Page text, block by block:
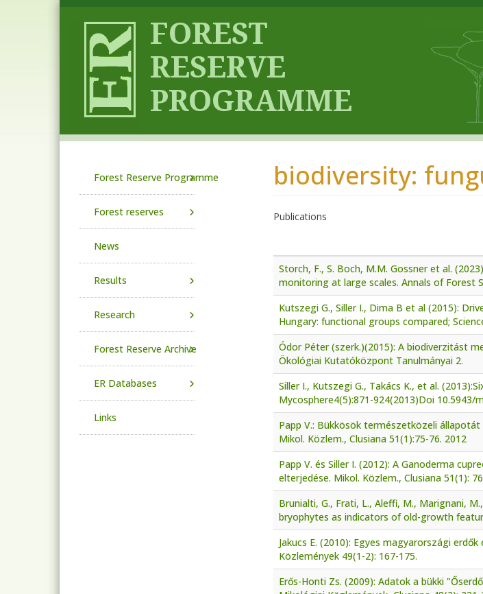
biodiversity:
Publications
Storch, F., S. Boch, M.M. Gossner et al.
monitoring at large scales. Annals of Forest
Kutszegi G., Siller I., Dima B et al (2015):
Hungary: functional groups compared;
Ódor Péter (szerk.)(2015): A biodiverzitást
Ökológiai Kutatóközpont Tanulmányai 2.
Siller I., Kutszegi G., Takács K., et al.
Mycosphere4(5):871-924(2013)Doi 10.5943/
Papp V.: Bükkösök természetközeli
Mikol. Közlem., Clusiana 51(1):75-76. 2012
Papp V. és Siller I. (2012): A Ganoderma
elterjedése. Mikol. Közlem., Clusiana 51(1):
Brunialti, G., Frati, L., Aleffi, M., Marignani,
bryophytes as indicators of old-growth
Jakucs E. (2010): Egyes magyarországi
Közlemények 49(1-2): 167-175.
Erős-Honti Zs. (2009): Adatok a bükki
Forest Reserve Programme
Forest reserves
News
Results
Research
Forest Reserve Archive
ER Databases
Links